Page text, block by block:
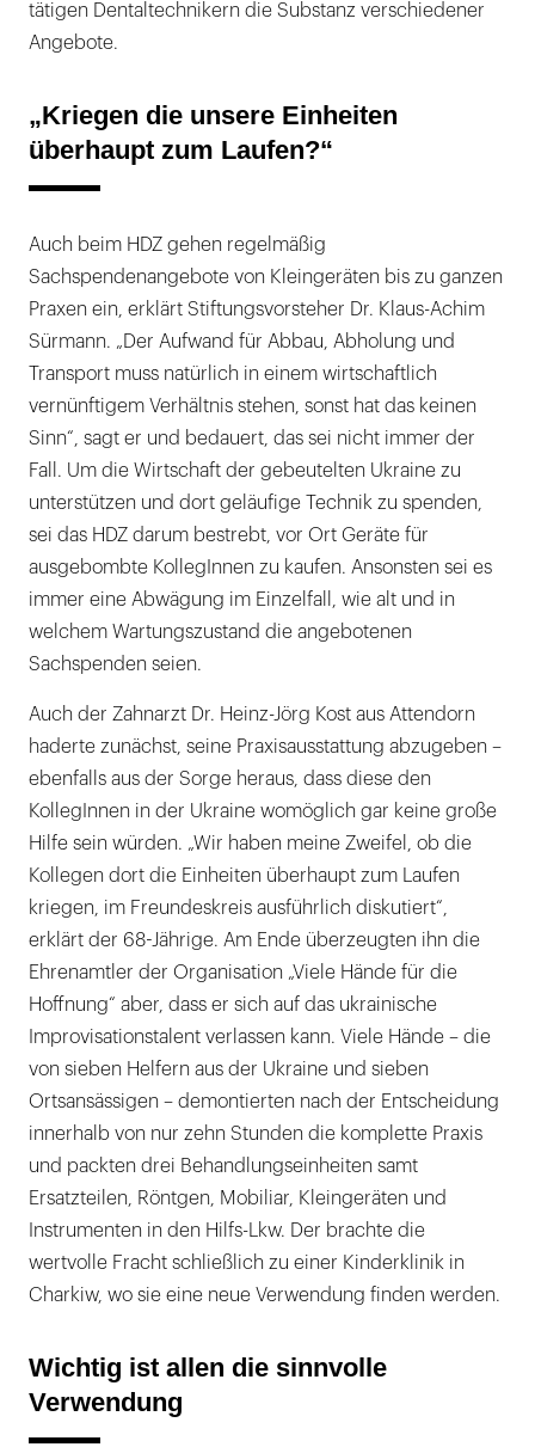
tätigen Dentaltechnikern die Substanz verschiedener
Angebote.
„Kriegen die unsere Einheiten
überhaupt zum Laufen?“
Auch beim HDZ gehen regelmäßig
Sachspendenangebote von Kleingeräten bis zu ganzen
Praxen ein, erklärt Stiftungsvorsteher Dr. Klaus-Achim
Sürmann. „Der Aufwand für Abbau, Abholung und
Transport muss natürlich in einem wirtschaftlich
vernünftigem Verhältnis stehen, sonst hat das keinen
Sinn“, sagt er und bedauert, das sei nicht immer der
Fall. Um die Wirtschaft der gebeutelten Ukraine zu
unterstützen und dort geläufige Technik zu spenden,
sei das HDZ darum bestrebt, vor Ort Geräte für
ausgebombte KollegInnen zu kaufen. Ansonsten sei es
immer eine Abwägung im Einzelfall, wie alt und in
welchem Wartungszustand die angebotenen
Sachspenden seien.
Auch der Zahnarzt Dr. Heinz-Jörg Kost aus Attendorn
haderte zunächst, seine Praxisausstattung abzugeben –
ebenfalls aus der Sorge heraus, dass diese den
KollegInnen in der Ukraine womöglich gar keine große
Hilfe sein würden. „Wir haben meine Zweifel, ob die
Kollegen dort die Einheiten überhaupt zum Laufen
kriegen, im Freundeskreis ausführlich diskutiert“,
erklärt der 68-Jährige. Am Ende überzeugten ihn die
Ehrenamtler der Organisation „Viele Hände für die
Hoffnung“ aber, dass er sich auf das ukrainische
Improvisationstalent verlassen kann. Viele Hände – die
von sieben Helfern aus der Ukraine und sieben
Ortsansässigen – demontierten nach der Entscheidung
innerhalb von nur zehn Stunden die komplette Praxis
und packten drei Behandlungseinheiten samt
Ersatzteilen, Röntgen, Mobiliar, Kleingeräten und
Instrumenten in den Hilfs-Lkw. Der brachte die
wertvolle Fracht schließlich zu einer Kinderklinik in
Charkiw, wo sie eine neue Verwendung finden werden.
Wichtig ist allen die sinnvolle
Verwendung